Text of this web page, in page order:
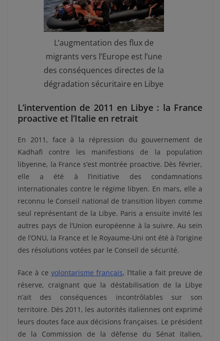
L’augmentation des flux de
migrants vers l’Europe est l’une
des conséquences directes de la
dégradation sécuritaire en Libye
L’intervention de 2011 en Libye : la France
proactive et l’Italie en retrait
En 2011, face à la répression du gouvernement de
Kadhafi contre les manifestions de la population
libyenne, la France s’est montrée proactive. Dès février,
elle a été à l’initiative des condamnations
internationales contre le régime libyen. En mars, elle a
reconnu le Conseil national de transition libyen comme
seul représentant de la Libye. Paris a ensuite invité les
autres pays de l’Union européenne à la suivre. Au sein
de l’ONU, la France et le Royaume-Uni ont été à l’origine
des résolutions votées par le Conseil de sécurité.
Face à ce volontarisme français, l’Italie a fait preuve de
réserve, craignant que la déstabilisation de la Libye
n’ait des conséquences incontrôlables sur son
territoire. Dès 2011, les autorités italiennes ont exprimé
leurs doutes face aux décisions françaises. Le président
de la Commission de la défense du Sénat italien,